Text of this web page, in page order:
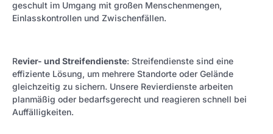
geschult im Umgang mit großen Menschenmengen,
Einlasskontrollen und Zwischenfällen.
Revier- und Streifendienste: Streifendienste sind eine
effiziente Lösung, um mehrere Standorte oder Gelände
gleichzeitig zu sichern. Unsere Revierdienste arbeiten
planmäßig oder bedarfsgerecht und reagieren schnell bei
Auffälligkeiten.